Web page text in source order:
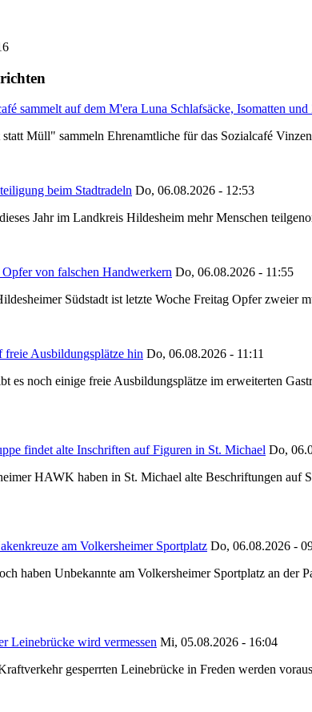
sammelt auf dem M'era Luna Schlafsäcke, Isomatten und
Müll" sammeln Ehrenamtliche für das Sozialcafé
beim Stadtradeln Do, 06.08.2026 - 12:53
Jahr im Landkreis Hildesheim mehr Menschen
von falschen Handwerkern Do, 06.08.2026 - 11:55
Südstadt ist letzte Woche Freitag Opfer
freie Ausbildungsplätze hin Do, 06.08.2026 - 11:11
es noch einige freie Ausbildungsplätze im erweiterten
findet alte Inschriften auf Figuren in St. Michael Do,
HAWK haben in St. Michael alte Beschriftungen auf
am Volkersheimer Sportplatz Do, 06.08.2026 -
haben Unbekannte am Volkersheimer Sportplatz an der
Leinebrücke wird vermessen Mi, 05.08.2026 - 16:04
gesperrten Leinebrücke in Freden werden